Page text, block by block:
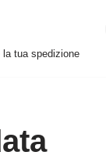
tua spedizione